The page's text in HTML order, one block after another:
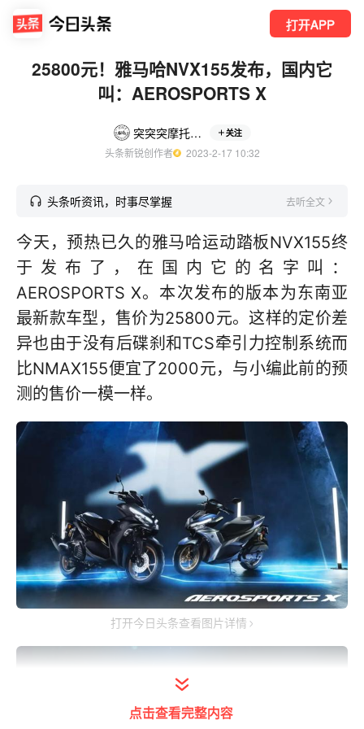
打开APP
25800元！雅马哈NVX155发布，国内它
叫：AEROSPORTS X
突突突摩托工作室 关注
头条新锐创作者
  2023-2-17 10:32
头条听资讯，时事尽掌握 去听全文
今天，预热已久的雅马哈运动踏板NVX155终
于发布了，在国内它的名字叫：
AEROSPORTS X。本次发布的版本为东南亚
最新款车型，售价为25800元。这样的定价差
异也由于没有后碟刹和TCS牵引力控制系统而
比NMAX155便宜了2000元，与小编此前的预
测的售价一模一样。
打开今日头条查看图片详情
点击查看完整内容